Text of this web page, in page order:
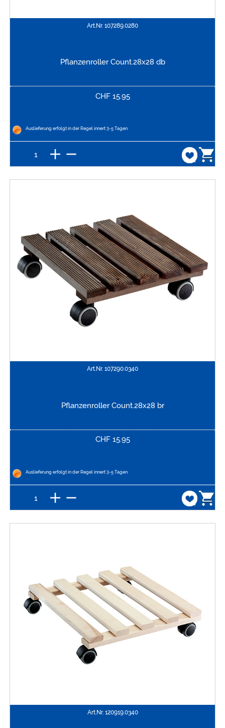
Art.Nr. 107289.0280
Pflanzenroller Count.28x28 db
CHF 15.95
Auslieferung erfolgt in der Regel innert 3-5 Tagen
Art.Nr. 107290.0340
Pflanzenroller Count.28x28 br
CHF 15.95
Auslieferung erfolgt in der Regel innert 3-5 Tagen
Art.Nr. 120919.0340